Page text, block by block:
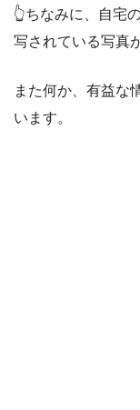
👆ちなみに、自宅
写されている写真
また何か、有益な
います。